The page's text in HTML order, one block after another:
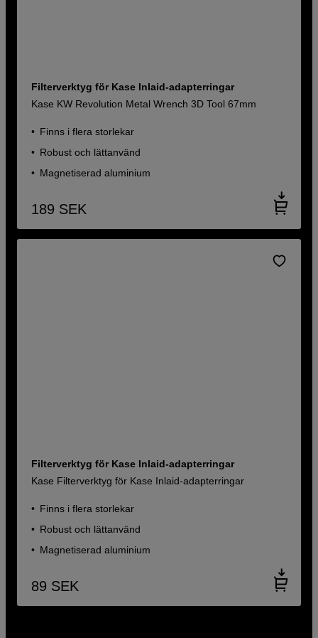
Filterverktyg för Kase Inlaid-adapterringar
Kase KW Revolution Metal Wrench 3D Tool 67mm
Finns i flera storlekar
Robust och lättanvänd
Magnetiserad aluminium
189 SEK
Filterverktyg för Kase Inlaid-adapterringar
Kase Filterverktyg för Kase Inlaid-adapterringar
Finns i flera storlekar
Robust och lättanvänd
Magnetiserad aluminium
89 SEK